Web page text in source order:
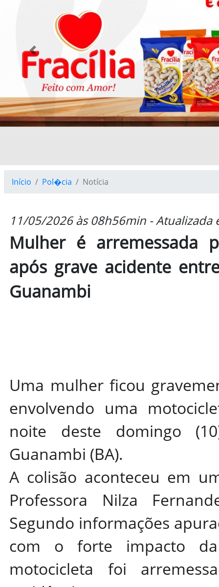
Previous
Início Pol�cia Notícia
11/05/2026 às 08h56min -
Mulher é arremessada
após grave acidente
Guanambi
Uma mulher ficou
envolvendo uma
noite deste domingo
Guanambi (BA).
A colisão aconteceu em
Professora Nilza
Segundo informações
com o forte impacto
motocicleta foi